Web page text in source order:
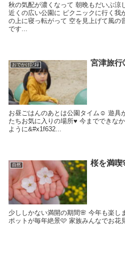
秋の気配が濃くなって 朝晩もだいぶ涼
近くの広い公園に ピクニックに行く我
の上に寝っ転がって 空を見上げて風の
です...
おでかけ記録 宮津旅
お昼ごはんのあとは公園タイム☺ 遊具
たちお気に入りの場所♥️ 今までできな
ように&#x1f632...
自然 桜を満喫
少ししかない満開の期間🌸 今年も楽
ポットが毎年絶景🩷 家族みんなでお花